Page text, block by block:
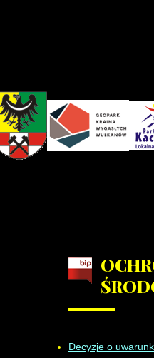
Decyzje o